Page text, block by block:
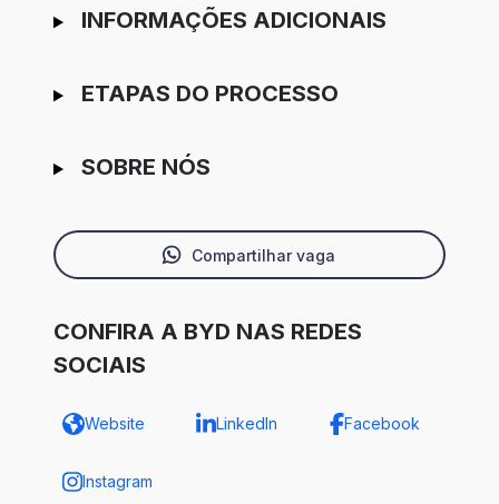
INFORMAÇÕES ADICIONAIS
ETAPAS DO PROCESSO
SOBRE NÓS
Compartilhar vaga
CONFIRA A BYD NAS REDES
SOCIAIS
Website LinkedIn Facebook
Instagram